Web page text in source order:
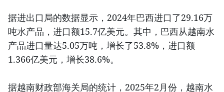
据进出口局的数据显示，2024年巴西进口了29.16万
吨水产品，进口额15.7亿美元。其中，巴西从越南水
产品进口量达5.05万吨，增长了53.8%，进口额
1.366亿美元，增长38.6%。
据越南财政部海关局的统计，2025年2月份，越南水